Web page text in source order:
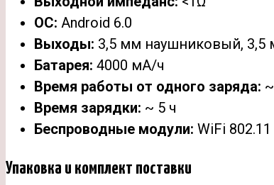
ОС: Android 6.0
Выходы: 3,5 мм наушниковый,
Батарея: 4000 мА/ч
Время работы от одного заряда:
Время зарядки: ~ 5 ч
Беспроводные модули: WiFi
Упаковка и комплект поставки